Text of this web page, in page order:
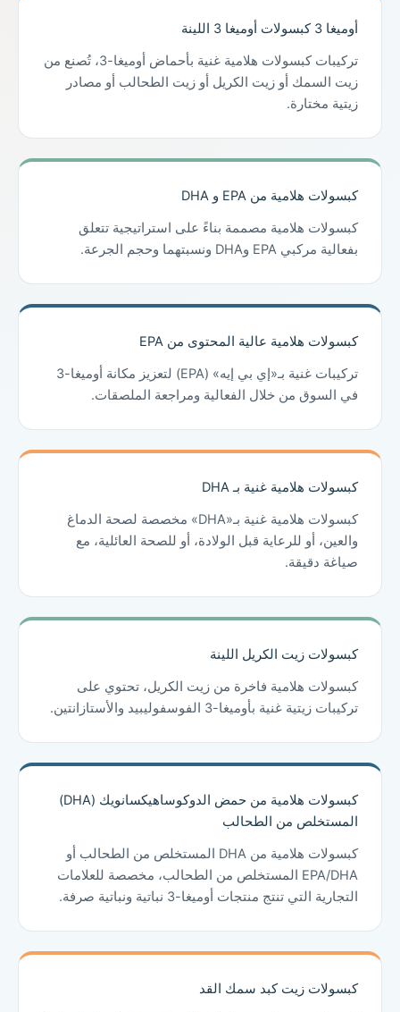
أوميغا 3 كبسولات أوميغا 3 اللينة
تركيبات كبسولات هلامية غنية بأحماض أوميغا-3، تُصنع من
زيت السمك أو زيت الكريل أو زيت الطحالب أو مصادر
زيتية مختارة.
كبسولات هلامية من EPA و DHA
كبسولات هلامية مصممة بناءً على استراتيجية تتعلق
بفعالية مركبي EPA وDHA ونسبتهما وحجم الجرعة.
كبسولات هلامية عالية المحتوى من EPA
تركيبات غنية بـ«إي بي إيه» (EPA) لتعزيز مكانة أوميغا-3
في السوق من خلال الفعالية ومراجعة الملصقات.
كبسولات هلامية غنية بـ DHA
كبسولات هلامية غنية بـ«DHA» مخصصة لصحة الدماغ
والعين، أو للرعاية قبل الولادة، أو للصحة العائلية، مع
صياغة دقيقة.
كبسولات زيت الكريل اللينة
كبسولات هلامية فاخرة من زيت الكريل، تحتوي على
تركيبات زيتية غنية بأوميغا-3 الفوسفوليبيد والأستازانتين.
كبسولات هلامية من حمض الدوكوساهيكسانويك (DHA)
المستخلص من الطحالب
كبسولات هلامية من DHA المستخلص من الطحالب أو
EPA/DHA المستخلص من الطحالب، مخصصة للعلامات
التجارية التي تنتج منتجات أوميغا-3 نباتية ونباتية صرفة.
كبسولات زيت كبد سمك القد